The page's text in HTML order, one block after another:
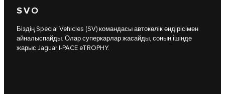
SVO
Біздің Special Vehicles (SV) командасы автокөлік өндірісімен
айналыспайды. Олар суперкарлар жасайды, соның ішінде
жарыс Jaguar I-PACE eTROPHY.